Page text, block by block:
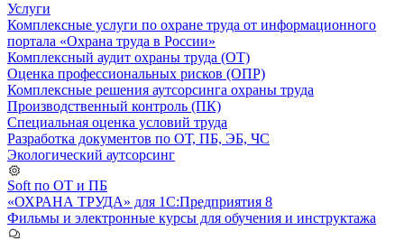
Услуги
Комплексные услуги по охране труда от информационного
портала «Охрана труда в России»
Комплексный аудит охраны труда (ОТ)
Оценка профессиональных рисков (ОПР)
Комплексные решения аутсорсинга охраны труда
Производственный контроль (ПК)
Специальная оценка условий труда
Разработка документов по ОТ, ПБ, ЭБ, ЧС
Экологический аутсорсинг
Soft по ОТ и ПБ
«ОХРАНА ТРУДА» для 1С:Предприятия 8
Фильмы и электронные курсы для обучения и инструктажа